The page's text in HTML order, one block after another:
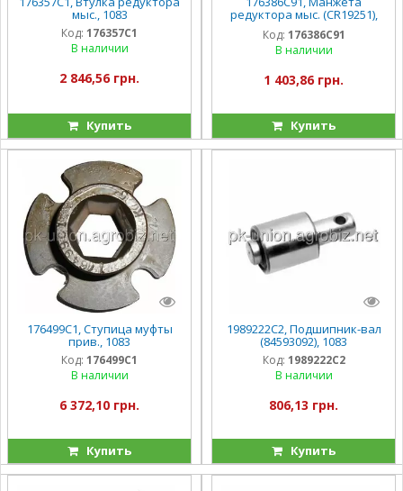
мыс., 1083
Код: 176357C1
В наличии
2 846,56 грн.
Купить
редуктора мыс. (CR19251),
1083
Код: 176386C91
В наличии
1 403,86 грн.
Купить
176499C1, Ступица муфты
прив., 1083
Код: 176499C1
В наличии
6 372,10 грн.
Купить
1989222C2, Подшипник-вал
(84593092), 1083
Код: 1989222C2
В наличии
806,13 грн.
Купить